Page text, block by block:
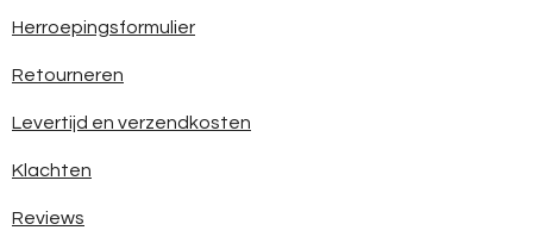
Herroepingsformulier
Retourneren
Levertijd en verzendkosten
Klachten
Reviews